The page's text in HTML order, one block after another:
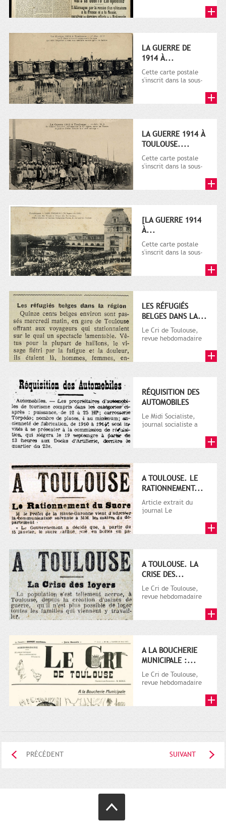
octobre...
LA GUERRE DE
1914 À...
Cette carte postale
s'inscrit dans la sous-
plusieurs milliers de...
LA GUERRE 1914 À
TOULOUSE....
Cette carte postale
s'inscrit dans la sous-
plusieurs milliers de...
[LA GUERRE 1914
À...
Cette carte postale
s'inscrit dans la sous-
plusieurs milliers de...
LES RÉFUGIÉS
BELGES DANS LA...
Le Cri de Toulouse,
revue hebdomadaire
puis...
RÉQUISITION DES
AUTOMOBILES
Le Midi Socialiste,
journal socialiste a
A TOULOUSE. LE
RATIONNEMENT...
Article extrait du
journal Le
A TOULOUSE. LA
CRISE DES...
Le Cri de Toulouse,
revue hebdomadaire
A LA BOUCHERIE
MUNICIPALE :...
Le Cri de Toulouse,
revue hebdomadaire
PRÉCÉDENT SUIVANT